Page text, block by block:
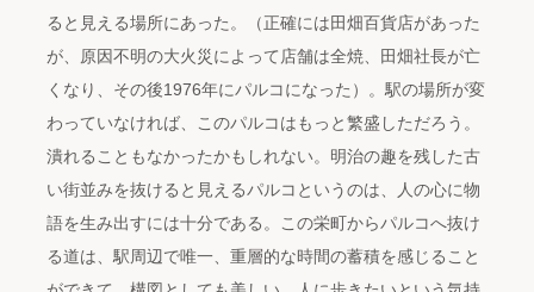
ると見える場所にあった。（正確には田畑百貨店があった
が、原因不明の大火災によって店舗は全焼、田畑社長が亡
くなり、その後1976年にパルコになった）。駅の場所が変
わっていなければ、このパルコはもっと繁盛しただろう。
潰れることもなかったかもしれない。明治の趣を残した古
い街並みを抜けると見えるパルコというのは、人の心に物
語を生み出すには十分である。この栄町からパルコへ抜け
る道は、駅周辺で唯一、重層的な時間の蓄積を感じること